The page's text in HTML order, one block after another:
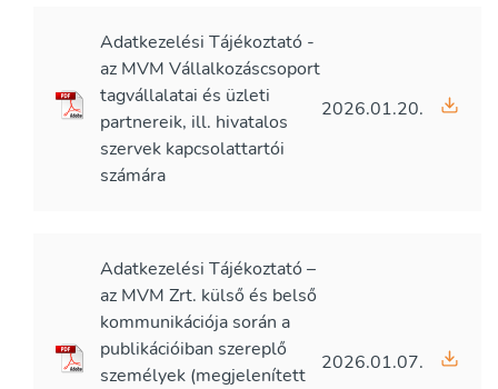
Adatkezelési Tájékoztató -
az MVM Vállalkozáscsoport
tagvállalatai és üzleti
partnereik, ill. hivatalos
szervek kapcsolattartói
számára
2026.01.20.
Adatkezelési Tájékoztató –
az MVM Zrt. külső és belső
kommunikációja során a
publikációiban szereplő
személyek (megjelenített
2026.01.07.